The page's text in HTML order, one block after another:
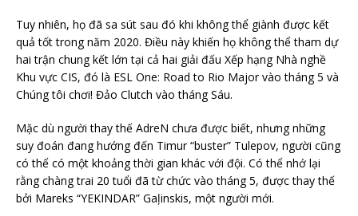
Tuy nhiên, họ đã sa sút sau đó khi không thể giành được kết
quả tốt trong năm 2020. Điều này khiến họ không thể tham dự
hai trận chung kết lớn tại cả hai giải đấu Xếp hạng Nhà nghề
Khu vực CIS, đó là ESL One: Road to Rio Major vào tháng 5 và
Chúng tôi chơi! Đảo Clutch vào tháng Sáu.
Mặc dù người thay thế AdreN chưa được biết, nhưng những
suy đoán đang hướng đến Timur “buster” Tulepov, người cũng
có thể có một khoảng thời gian khác với đội. Có thể nhớ lại
rằng chàng trai 20 tuổi đã từ chức vào tháng 5, được thay thế
bởi Mareks “YEKINDAR” Gaļinskis, một người mới.